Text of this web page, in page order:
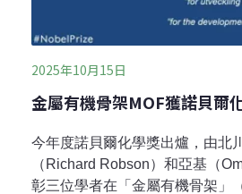
2025年10月15日
金屬有機骨架MOF獲諾貝爾
今年度諾貝爾化學獎出爐，由北
（Richard Robson）和亞基（
彰三位學者在「金屬有機骨架」